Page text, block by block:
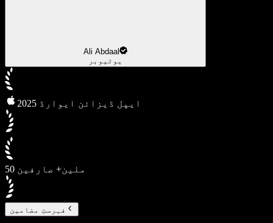
Ali Abdaal
یوٹیوبر
2025 ایپل ڈیزائن ایوارڈ
50 ملین+ صارفین
فہرستِ مضامین